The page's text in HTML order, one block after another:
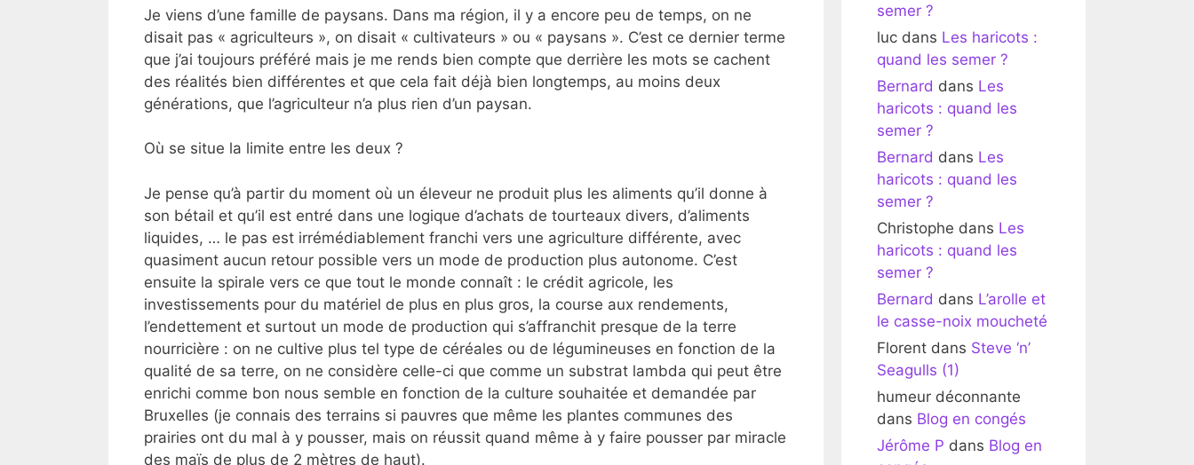
Je viens d’une famille de paysans. Dans ma région, il y a encore peu de temps, on ne
disait pas « agriculteurs », on disait « cultivateurs » ou « paysans ». C’est ce dernier terme
que j’ai toujours préféré mais je me rends bien compte que derrière les mots se cachent
des réalités bien différentes et que cela fait déjà bien longtemps, au moins deux
générations, que l’agriculteur n’a plus rien d’un paysan.
Où se situe la limite entre les deux ?
Je pense qu’à partir du moment où un éleveur ne produit plus les aliments qu’il donne à
son bétail et qu’il est entré dans une logique d’achats de tourteaux divers, d’aliments
liquides, … le pas est irrémédiablement franchi vers une agriculture différente, avec
quasiment aucun retour possible vers un mode de production plus autonome. C’est
ensuite la spirale vers ce que tout le monde connaît : le crédit agricole, les
investissements pour du matériel de plus en plus gros, la course aux rendements,
l’endettement et surtout un mode de production qui s’affranchit presque de la terre
nourricière : on ne cultive plus tel type de céréales ou de légumineuses en fonction de la
qualité de sa terre, on ne considère celle-ci que comme un substrat lambda qui peut être
enrichi comme bon nous semble en fonction de la culture souhaitée et demandée par
Bruxelles (je connais des terrains si pauvres que même les plantes communes des
prairies ont du mal à y pousser, mais on réussit quand même à y faire pousser par miracle
des maïs de plus de 2 mètres de haut).
semer ?
luc dans Les haricots :
quand les semer ?
Bernard dans Les
haricots : quand les
semer ?
Bernard dans Les
haricots : quand les
semer ?
Christophe dans Les
haricots : quand les
semer ?
Bernard dans L’arolle et
le casse-noix moucheté
Florent dans Steve ‘n’
Seagulls (1)
humeur déconnante
dans Blog en congés
Jérôme P dans Blog en